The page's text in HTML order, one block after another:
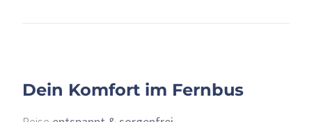
Dein Komfort im Fernbus